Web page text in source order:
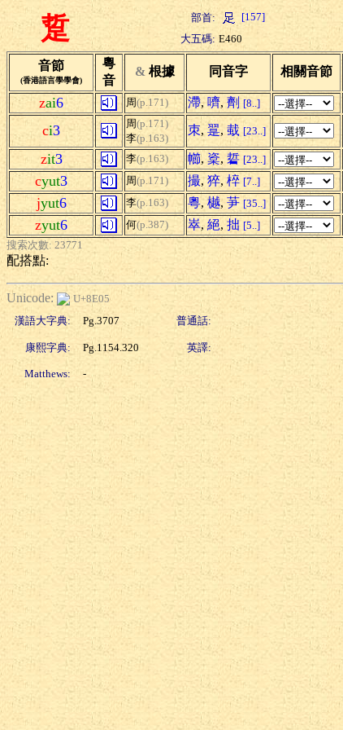
踅 部首: [157]
大五碼: E460
音節
(香港語言學學會)
粵
音
& 根據 同音字 相關音節
zai6 周(p.171) 滯, 嚌, 劑 [8..]
ci3 周(p.171)
李(p.163)
朿, 翨, 蛓 [23..]
zit3 李(p.163) 幯, 楶, 硩 [23..]
cyut3 周(p.171) 撮, 猝, 椊 [7..]
jyut6 李(p.163) 粵, 樾, 芛 [35..]
zyut6 何(p.387) 崒, 絕, 拙 [5..]
搜索次數: 23771
配搭點:
Unicode:
U+8E05
漢語大字典:
Pg.3707 普通話:
康熙字典: Pg.1154.320 英譯:
Matthews: -